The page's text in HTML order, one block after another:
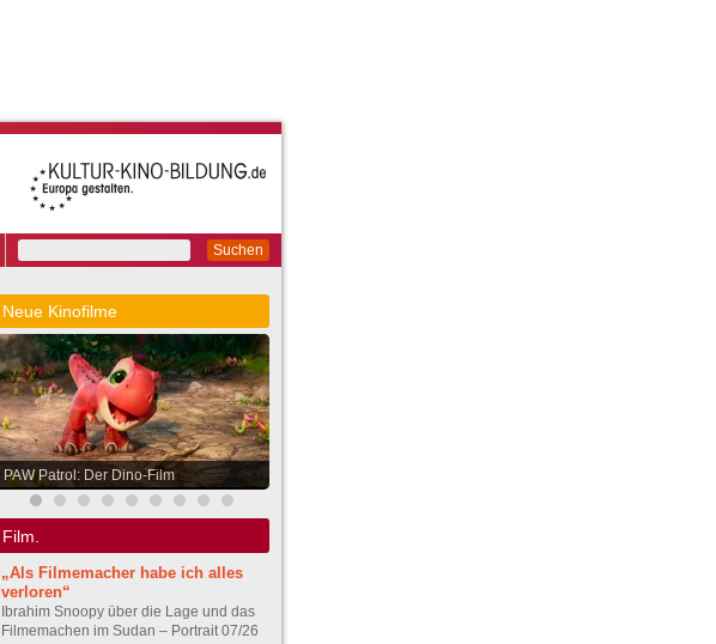
Suchen
Neue Kinofilme
PAW Patrol: Der Dino-Film
Film.
„Als Filmemacher habe ich alles
verloren“
Ibrahim Snoopy über die Lage und das
Filmemachen im Sudan – Portrait 07/26